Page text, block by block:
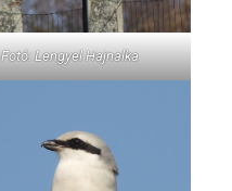
Fotó: Lengyel Hajnalka